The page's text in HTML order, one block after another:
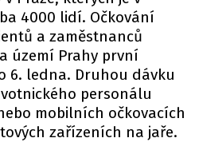
4000 lidí. Očkování
a zaměstnanců
území Prahy první
6. ledna. Druhou dávku
personálu
mobilních očkovacích
zařízeních na jaře.